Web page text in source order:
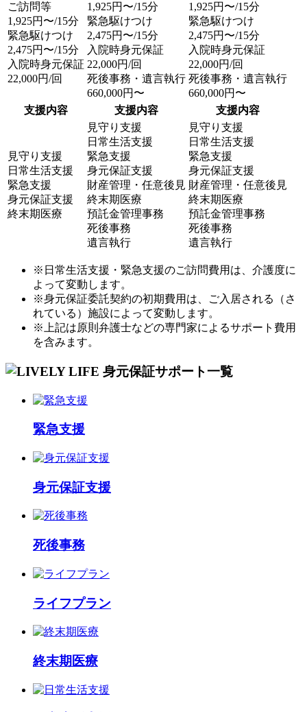
ご訪問等
1,925円〜/15分
緊急駆けつけ
2,475円〜/15分
入院時身元保証
22,000円/回
1,925円〜/15分
緊急駆けつけ
2,475円〜/15分
入院時身元保証
22,000円/回
死後事務・遺言執行
660,000円〜
1,925円〜/15分
緊急駆けつけ
2,475円〜/15分
入院時身元保証
22,000円/回
死後事務・遺言執行
660,000円〜
支援内容
支援内容 支援内容
見守り支援
日常生活支援
緊急支援
身元保証支援
終末期医療
見守り支援
日常生活支援
緊急支援
身元保証支援
財産管理・任意後見
終末期医療
預託金管理事務
死後事務
遺言執行
見守り支援
日常生活支援
緊急支援
身元保証支援
財産管理・任意後見
終末期医療
預託金管理事務
死後事務
遺言執行
※日常生活支援・緊急支援のご訪問費用は、介護度に
よって変動します。
※身元保証委託契約の初期費用は、ご入居される（さ
れている）施設によって変動します。
※上記は原則弁護士などの専門家によるサポート費用
を含みます。
サポート一覧
緊急支援
身元保証支援
死後事務
ライフプラン
終末期医療